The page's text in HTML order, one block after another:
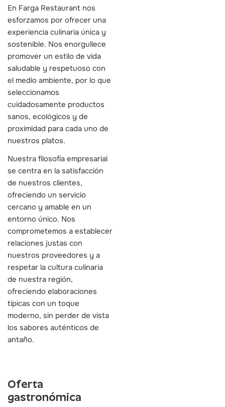
En Farga Restaurant nos
esforzamos por ofrecer una
experiencia culinaria única y
sostenible. Nos enorgullece
promover un estilo de vida
saludable y respetuoso con
el medio ambiente, por lo que
seleccionamos
cuidadosamente productos
sanos, ecológicos y de
proximidad para cada uno de
nuestros platos.
Nuestra filosofía empresarial
se centra en la satisfacción
de nuestros clientes,
ofreciendo un servicio
cercano y amable en un
entorno único. Nos
comprometemos a establecer
relaciones justas con
nuestros proveedores y a
respetar la cultura culinaria
de nuestra región,
ofreciendo elaboraciones
típicas con un toque
moderno, sin perder de vista
los sabores auténticos de
antaño.
Oferta
gastronómica